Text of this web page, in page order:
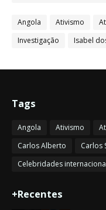
Angola Ativismo
Investigação
Isabel
Tags
Angola Ativismo
Carlos Alberto
Carlos
Celebridades
+Recentes